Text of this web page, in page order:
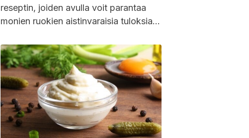
reseptin, joiden avulla voit parantaa
monien ruokien aistinvaraisia tuloksia.
mutta ne parantavat...